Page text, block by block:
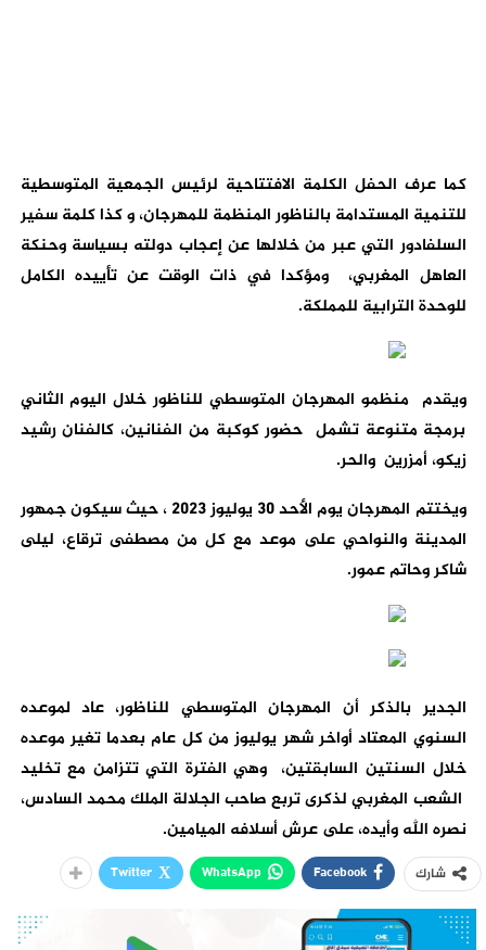
كما عرف الحفل الكلمة الافتتاحية لرئيس الجمعية المتوسطية
للتنمية المستدامة بالناظور المنظمة للمهرجان، و كذا كلمة سفير
السلفادور التي عبر من خلالها عن إعجاب دولته بسياسة وحنكة
العاهل المغربي، ومؤكدا في ذات الوقت عن تأييده الكامل
للوحدة الترابية للمملكة.
ويقدم منظمو المهرجان المتوسطي للناظور خلال اليوم الثاني
برمجة متنوعة تشمل حضور كوكبة من الفنانين، كالفنان رشيد
زيكو، أمزرين والحر.
ويختتم المهرجان يوم الأحد 30 يوليوز 2023 ، حيث سيكون جمهور
المدينة والنواحي على موعد مع كل من مصطفى ترقاع، ليلى
شاكر وحاتم عمور.
الجدير بالذكر أن المهرجان المتوسطي للناظور، عاد لموعده
السنوي المعتاد أواخر شهر يوليوز من كل عام بعدما تغير موعده
خلال السنتين السابقتين، وهي الفترة التي تتزامن مع تخليد
الشعب المغربي لذكرى تربع صاحب الجلالة الملك محمد السادس،
نصره الله وأيده، على عرش أسلافه الميامين.
شارك Facebook
WhatsApp
Twitter